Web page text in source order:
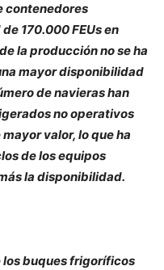
contenedores
170.000 FEUs en
la producción no se ha
mayor disponibilidad
de navieras han
no operativos
valor, lo que ha
de los equipos
la disponibilidad.
los buques frigoríficos